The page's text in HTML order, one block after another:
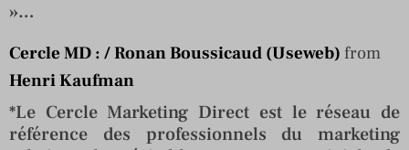
»…
Cercle MD : / Ronan Boussicaud (Useweb) from
Henri Kaufman
*Le Cercle Marketing Direct est le réseau de
référence des professionnels du marketing